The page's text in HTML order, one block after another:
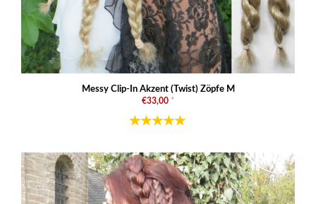
Messy Clip-In Akzent (Twist) Zöpfe M
€33,00 *